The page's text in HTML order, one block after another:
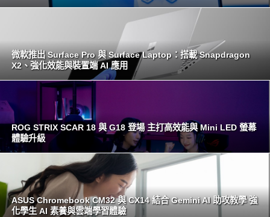
微軟推出 Surface Pro 與 Surface Laptop：搭載 Snapdragon
X2、強化效能與裝置端 AI 應用
ROG STRIX SCAR 18 與 G18 登場 主打高效能與 Mini LED 螢幕
體驗升級
ASUS Chromebook CM32 與 CX14 結合 Gemini AI 助攻教學 強
化學生 AI 素養與雲端學習體驗